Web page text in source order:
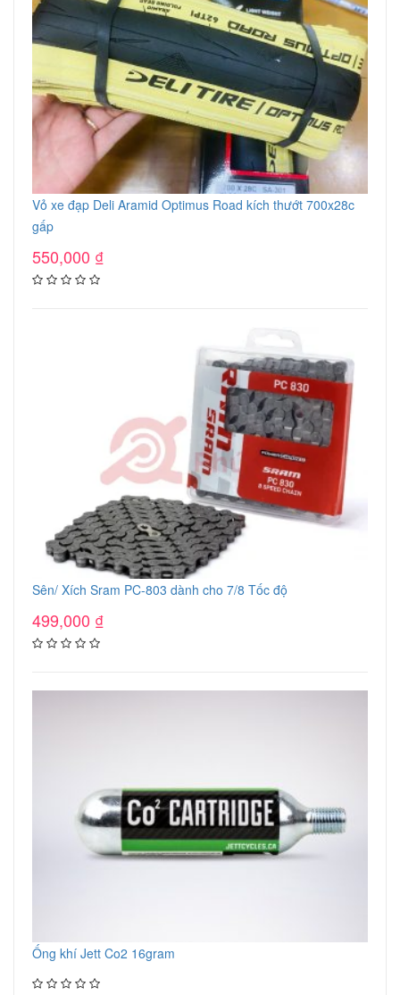
Vỏ xe đạp Deli Aramid Optimus Road kích thướt 700x28c
gấp
550,000 ₫
Sên/ Xích Sram PC-803 dành cho 7/8 Tốc độ
499,000 ₫
Ống khí Jett Co2 16gram